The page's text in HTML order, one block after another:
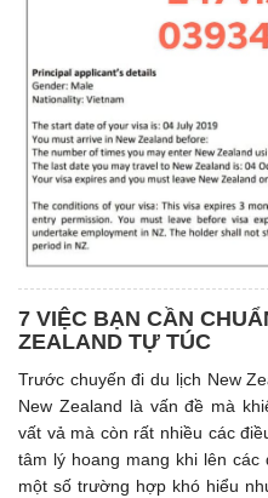
7 VIỆC BẠN CẦN
ZEALAND TỰ TÚC
Trước chuyến đi du lịch New
New Zealand là vấn đề mà
vất vả mà còn rất nhiều các
tâm lý hoang mang khi lên
một số trường hợp khó hiểu